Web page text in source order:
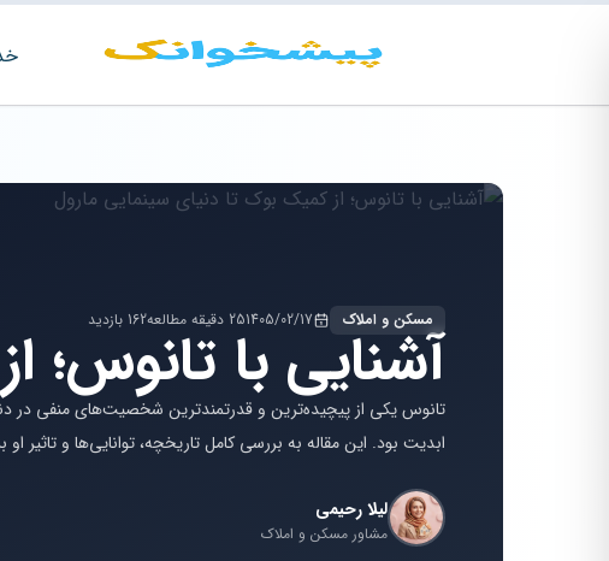
مسکن و املاک 1405/02/1725 دقیقه مطالعه 162 بازدید
آشنایی با تانوس؛
تانوس یکی از پیچیده‌ترین و قدرتمندترین شخصیت‌های منفی در
ابدیت بود. این مقاله به بررسی کامل تاریخچه، توانایی‌ها و تاثیر
لیلا رحیمی
مشاور مسکن و املاک